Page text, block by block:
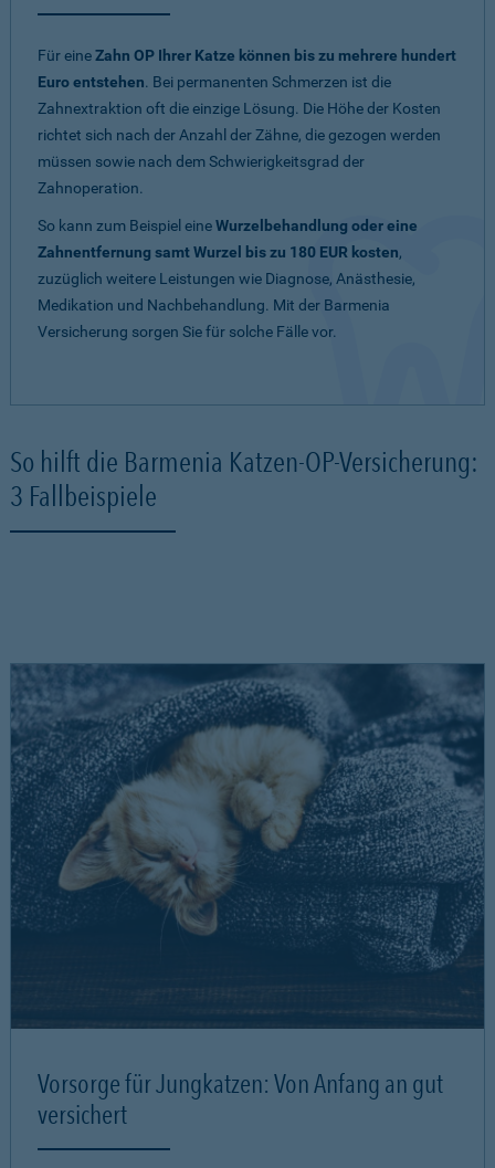
Für eineZahn OP Ihrer Katze können bis zu mehrere hundert
Euro entstehen. Bei permanenten Schmerzen ist die
Zahnextraktion oft die einzige Lösung. Die Höhe der Kosten
richtet sich nach der Anzahl der Zähne, die gezogen werden
müssen sowie nach dem Schwierigkeitsgrad der
Zahnoperation.
So kann zum Beispiel eineWurzelbehandlung oder eine
Zahnentfernung samt Wurzel bis zu 180 EUR kosten,
zuzüglich weitere Leistungen wie Diagnose, Anästhesie,
Medikation und Nachbehandlung. Mit der Barmenia
Versicherung sorgen Sie für solche Fälle vor.
So hilft die Barmenia Katzen-OP-Versicherung:
3 Fallbeispiele
Vorsorge für Jungkatzen: Von Anfang an gut
versichert